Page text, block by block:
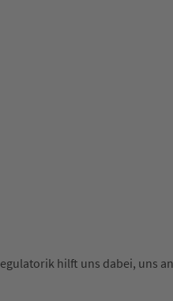
hilft uns dabei, uns